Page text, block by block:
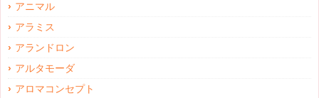
アニマル
アラミス
アランドロン
アルタモーダ
アロマコンセプト